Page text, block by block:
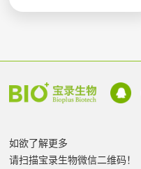
如欲了解更多
请扫描宝录生物微信二维码！